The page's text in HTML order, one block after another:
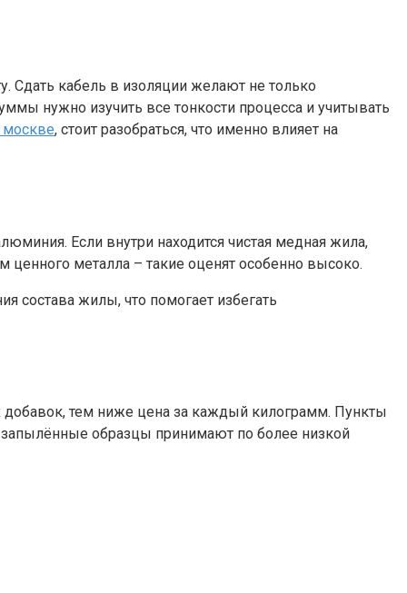
Сдать кабель в изоляции желают не только
нужно изучить все тонкости процесса и учитывать
москве, стоит разобраться, что именно влияет на
Если внутри находится чистая медная жила,
металла – такие оценят особенно высоко.
состава жилы, что помогает избегать
тем ниже цена за каждый килограмм. Пункты
запылённые образцы принимают по более низкой